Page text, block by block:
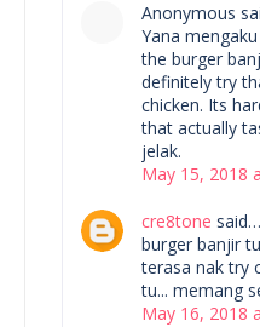
Anonymous
Yana
the burger
definitely try
chicken. Its
that actually
jelak.
May 15, 2018
cre8tone said…
burger banjir
terasa nak try
tu... memang
May 16, 2018